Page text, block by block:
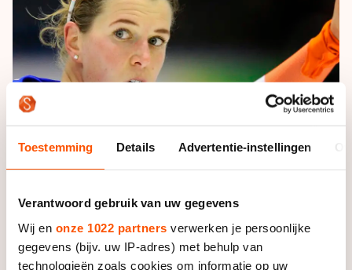
Toestemming Details Advertentie-instellingen
Verantwoord gebruik van uw gegevens
Wij en onze 1022 partners verwerken je persoonlijke
gegevens (bijv. uw IP-adres) met behulp van
technologieën zoals cookies om informatie op uw
Deze zomer de weg op
Waar kan ik schaatsen en skaten?
Alles voor jou als schaatsfan
Evenementen
Tickets
Livestreams
Word schaatsfan!
Winacties
Olympische Spelen
Olympische Spelen
Medaillespiegel
Olympische uitslagen
Van Jong tot Goud verhalen
Foto: Sander Chamid